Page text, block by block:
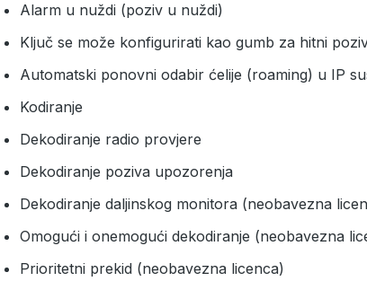
Alarm u nuždi (poziv u nuždi)
Ključ se može konfigurirati kao gumb za hitni
Automatski ponovni odabir ćelije (roaming) u IP
Kodiranje
Dekodiranje radio provjere
Dekodiranje poziva upozorenja
Dekodiranje daljinskog monitora (neobavezna
Omogući i onemogući dekodiranje (neobavezna
Prioritetni prekid (neobavezna licenca)